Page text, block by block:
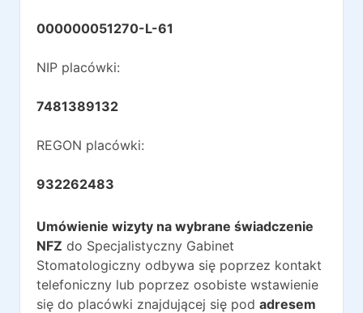
000000051270-L-61
NIP placówki:
7481389132
REGON placówki:
932262483
Umówienie wizyty na wybrane świadczenie
NFZ do Specjalistyczny Gabinet
Stomatologiczny odbywa się poprzez kontakt
telefoniczny lub poprzez osobiste wstawienie
się do placówki znajdującej się pod adresem